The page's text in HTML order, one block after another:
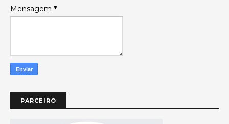
Mensagem *
PARCEIRO